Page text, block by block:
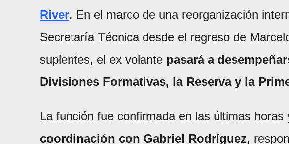
River. En el marco de una reorganización
Secretaría Técnica desde el regreso de
suplentes, el ex volante pasará a
Divisiones Formativas, la Reserva y la
La función fue confirmada en las últimas horas
coordinación con Gabriel Rodríguez,